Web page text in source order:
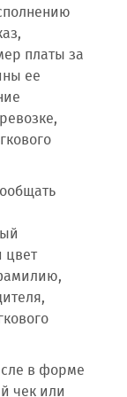
платы за
ее
цвет
в форме
чек или